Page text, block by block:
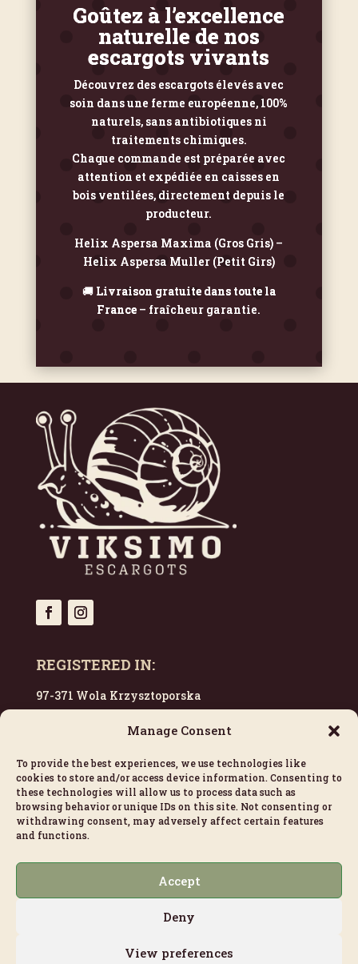
Manage Consent
To provide the best experiences, we use technologies like
cookies to store and/or access device information. Consenting to
these technologies will allow us to process data such as
browsing behavior or unique IDs on this site. Not consenting or
withdrawing consent, may adversely affect certain features
and functions.
Accept
Deny
View preferences
Goûtez à l’excellence
naturelle de nos
escargots vivants
Découvrez des escargots élevés avec
soin dans une ferme européenne, 100%
naturels, sans antibiotiques ni
traitements chimiques.
Chaque commande est préparée avec
attention et expédiée en caisses en
bois ventilées, directement depuis le
producteur.
Helix Aspersa Maxima (Gros Gris) –
Helix Aspersa Muller (Petit Girs)
🚚 Livraison gratuite dans toute la
France – fraîcheur garantie.
REGISTERED IN:
97-371 Wola Krzysztoporska
CONTACT US:
escargots@viksimo.com
+33 628 774 374
LINKS:
Cookie Policy (EU)
Refund and Returns Policy